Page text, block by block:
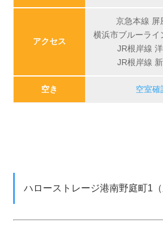
アクセス
京急本線 屏
横浜市ブルーライ
JR根岸線
JR根岸線
空き 空室確
ハローストレージ港南野庭町1（